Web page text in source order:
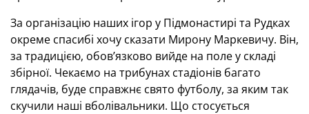
За організацію наших ігор у Підмонастирі та Рудках
окреме спасибі хочу сказати Мирону Маркевичу. Він,
за традицією, обов’язково вийде на поле у складі
збірної. Чекаємо на трибунах стадіонів багато
глядачів, буде справжнє свято футболу, за яким так
скучили наші вболівальники. Що стосується